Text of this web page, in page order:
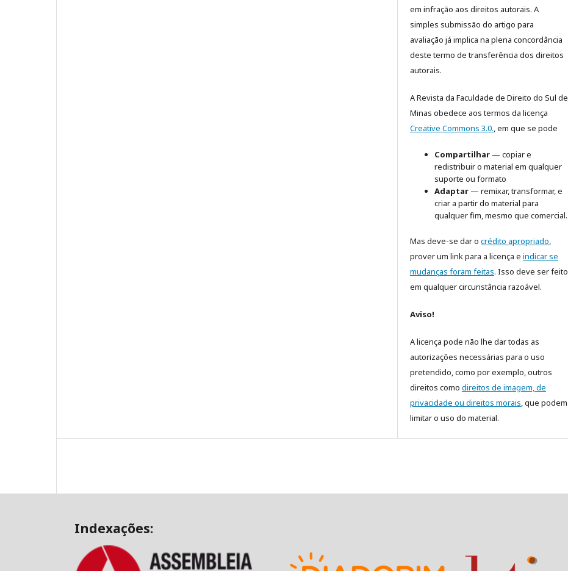
em infração aos direitos autorais. A
simples submissão do artigo para
avaliação já implica na plena concordância
deste termo de transferência dos direitos
autorais.
A Revista da Faculdade de Direito do Sul de
Minas obedece aos termos da licença
Creative Commons 3.0., em que se pode
Compartilhar — copiar e
redistribuir o material em qualquer
suporte ou formato
Adaptar — remixar, transformar, e
criar a partir do material para
qualquer fim, mesmo que comercial.
Mas deve-se dar o crédito apropriado,
prover um link para a licença e indicar se
mudanças foram feitas. Isso deve ser feito
em qualquer circunstância razoável.
Aviso!
A licença pode não lhe dar todas as
autorizações necessárias para o uso
pretendido, como por exemplo, outros
direitos como direitos de imagem, de
privacidade ou direitos morais, que podem
limitar o uso do material.
Indexações: